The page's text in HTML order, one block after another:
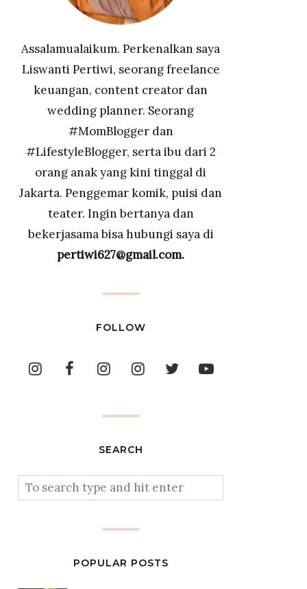
Assalamualaikum. Perkenalkan saya
Liswanti Pertiwi, seorang freelance
keuangan, content creator dan
wedding planner. Seorang
#MomBlogger dan
#LifestyleBlogger, serta ibu dari 2
orang anak yang kini tinggal di
Jakarta. Penggemar komik, puisi dan
teater. Ingin bertanya dan
bekerjasama bisa hubungi saya di
pertiwi627@gmail.com.
FOLLOW
SEARCH
POPULAR POSTS